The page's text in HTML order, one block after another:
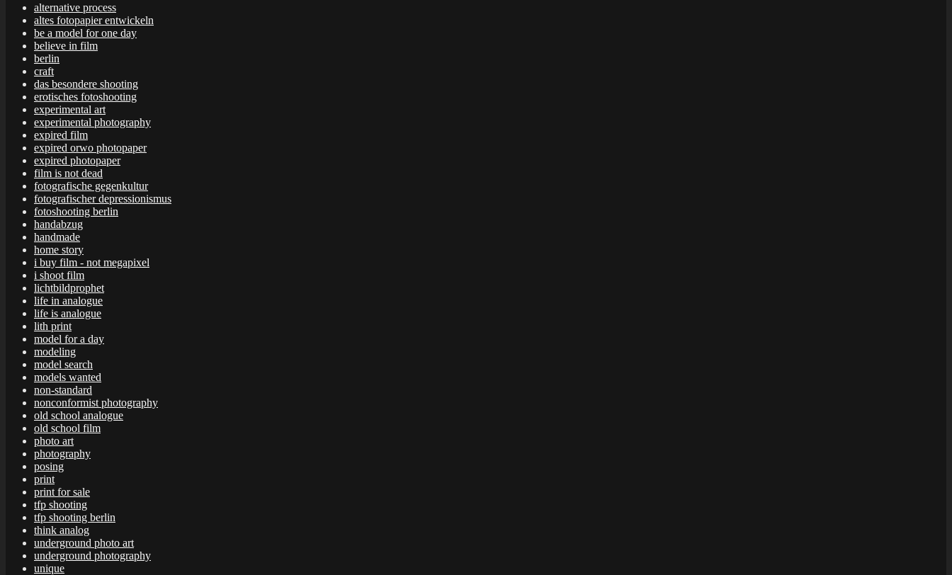
alternative process
altes fotopapier entwickeln
be a model for one day
believe in film
berlin
craft
das besondere shooting
erotisches fotoshooting
experimental art
experimental photography
expired film
expired orwo photopaper
expired photopaper
film is not dead
fotografische gegenkultur
fotografischer depressionismus
fotoshooting berlin
handabzug
handmade
home story
i buy film - not megapixel
i shoot film
lichtbildprophet
life in analogue
life is analogue
lith print
model for a day
modeling
model search
models wanted
non-standard
nonconformist photography
old school analogue
old school film
photo art
photography
posing
print
print for sale
tfp shooting
tfp shooting berlin
think analog
underground photo art
underground photography
unique